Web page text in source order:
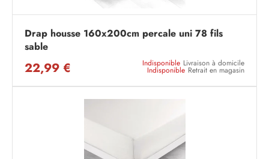
Drap housse 160x200cm percale uni 78 fils
sable
22,99 € Indisponible Livraison à domicile
Indisponible Retrait en magasin